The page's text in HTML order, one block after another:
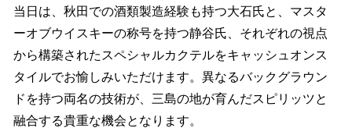
当日は、秋田での酒類製造経験も持つ大石氏と、マスタ
ーオブウイスキーの称号を持つ静谷氏、それぞれの視点
から構築されたスペシャルカクテルをキャッシュオンス
タイルでお愉しみいただけます。異なるバックグラウン
ドを持つ両名の技術が、三島の地が育んだスピリッツと
融合する貴重な機会となります。